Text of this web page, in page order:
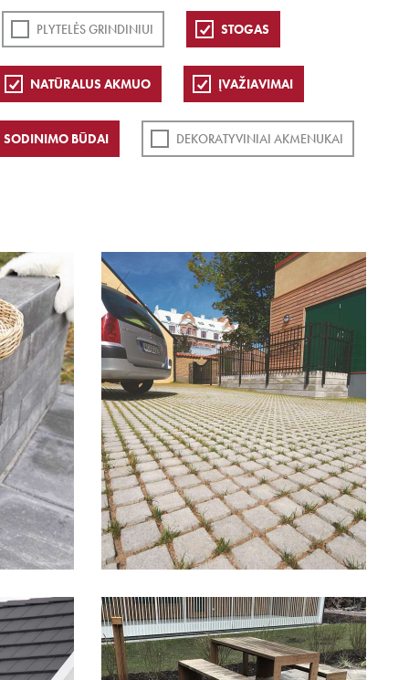
PLYTELĖS GRINDINIUI STOGAS
NATŪRALUS AKMUO ĮVAŽIAVIMAI
SODINIMO BŪDAI DEKORATYVINIAI AKMENUKAI